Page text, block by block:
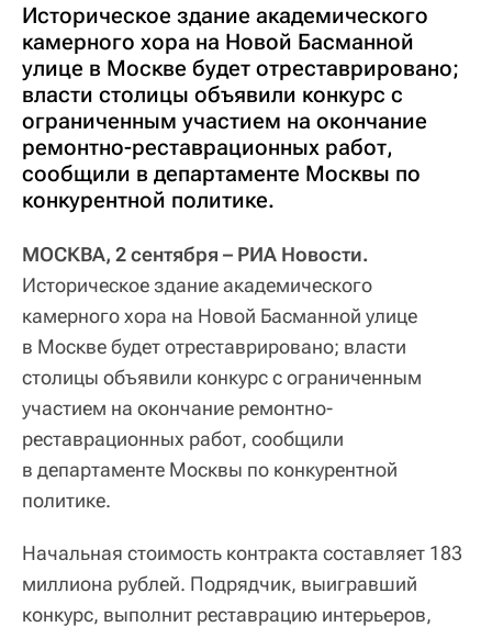
Историческое здание академического
камерного хора на Новой Басманной
улице в Москве будет отреставрировано;
власти столицы объявили конкурс с
ограниченным участием на окончание
ремонтно-реставрационных работ,
сообщили в департаменте Москвы по
конкурентной политике.
МОСКВА, 2 сентября – РИА Новости.
Историческое здание академического
камерного хора на Новой Басманной улице
в Москве будет отреставрировано; власти
столицы объявили конкурс с ограниченным
участием на окончание ремонтно-
реставрационных работ, сообщили
в департаменте Москвы по конкурентной
политике.
Начальная стоимость контракта составляет 183
миллиона рублей. Подрядчик, выигравший
конкурс, выполнит реставрацию интерьеров,